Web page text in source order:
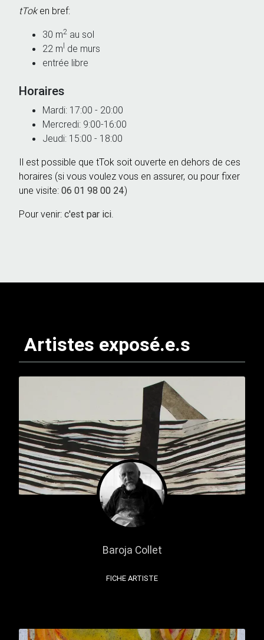
tToken bref:
30 m2 au sol
22 m de murs
entrée libre
Horaires
Mardi: 17:00 - 20:00
Mercredi: 9:00-16:00
Jeudi: 15:00 - 18:00
Il est possible que tTok soit ouverte en dehors de ces
horaires (si vous voulez vous en assurer, ou pour fixer
une visite: 06 01 98 00 24)
Pour venir: c'est par ici
Artistes exposé.e.s
Baroja Collet
FICHE ARTISTE